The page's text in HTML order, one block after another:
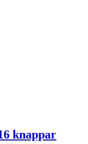
knappar